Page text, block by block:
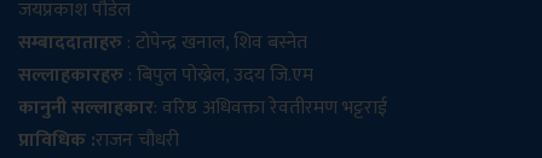
जयप्रकाश पौडेल
सम्बाददाताहरु: टोपेन्द्र खनाल, शिव बस्नेत
सल्लाहकारहरु: बिपुल पोख्रेल, उदय जि.एम
कानुनी सल्लाहकार: वरिष्ठ अधिवक्ता रेवतीरमण भट्टराई
प्राविधिक :राजन चौधरी